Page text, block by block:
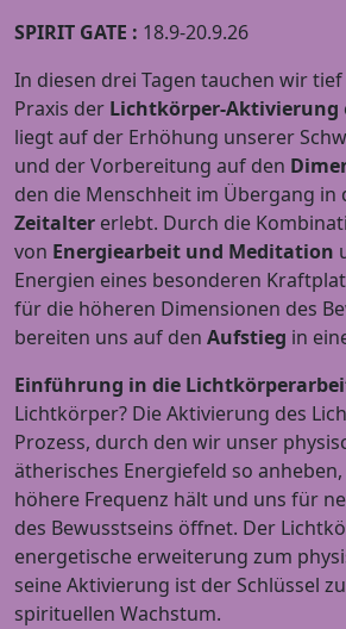
SPIRIT GATE : 18.9-20.9.26
In diesen drei Tagen tauchen wir
Praxis der Lichtkörper-Aktivierung
liegt auf der Erhöhung unserer
und der Vorbereitung auf den
den die Menschheit im Übergang in
Zeitalter erlebt. Durch die
von Energiearbeit und Meditation
Energien eines besonderen
für die höheren Dimensionen des
bereiten uns auf den Aufstieg in
Einführung in die
Lichtkörper? Die Aktivierung des
Prozess, durch den wir unser
ätherisches Energiefeld so anheben,
höhere Frequenz hält und uns für
des Bewusstseins öffnet. Der
energetische erweiterung zum
seine Aktivierung ist der Schlüssel
spirituellen Wachstum.